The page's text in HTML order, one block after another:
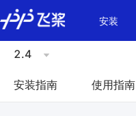
\u200E
安装
2.4
安装指南 使用指南